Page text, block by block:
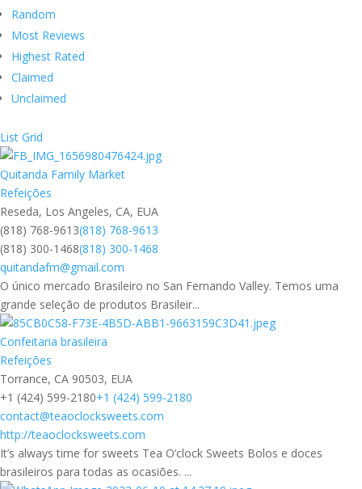
Random
Most Reviews
Highest Rated
Claimed
Unclaimed
List Grid
Quitanda Family Market
Refeições
Reseda, Los Angeles, CA, EUA
(818) 768-9613(818) 768-9613
(818) 300-1468(818) 300-1468
quitandafm@gmail.com
O único mercado Brasileiro no San Fernando Valley. Temos uma
grande seleção de produtos Brasileir...
Confeitaria brasileira
Refeições
Torrance, CA 90503, EUA
+1 (424) 599-2180+1 (424) 599-2180
contact@teaoclocksweets.com
http://teaoclocksweets.com
It’s always time for sweets Tea O’clock Sweets Bolos e doces
brasileiros para todas as ocasiões. ...